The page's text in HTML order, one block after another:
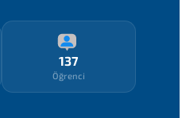
137
Öğrenci